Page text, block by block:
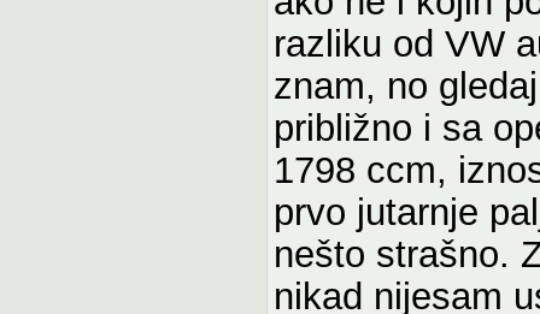
razliku od VW
znam, no
približno i sa
1798 ccm,
prvo jutarnje
nešto strašno.
nikad nijesam